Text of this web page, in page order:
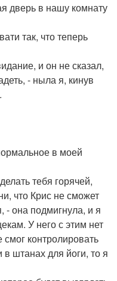
дверь в нашу комнату
так, что теперь
и он не сказал,
- ныла я, кинув
в моей
тебя горячей,
что Крис не сможет
- она подмигнула, и я
У него с этим нет
контролировать
штанах для йоги, то я